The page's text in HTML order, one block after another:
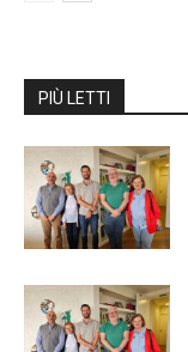
PIÙ LETTI